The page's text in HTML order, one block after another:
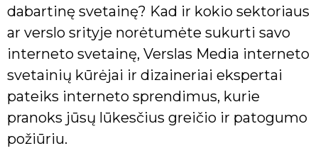
dabartinę svetainę? Kad ir kokio sektoriaus
ar verslo srityje norėtumėte sukurti savo
interneto svetainę, Verslas Media interneto
svetainių kūrėjai ir dizaineriai ekspertai
pateiks interneto sprendimus, kurie
pranoks jūsų lūkesčius greičio ir patogumo
požiūriu.